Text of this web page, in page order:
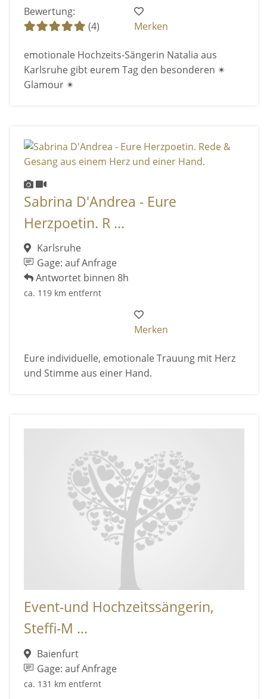
Bewertung:
(4)
Merken
emotionale Hochzeits-Sängerin Natalia aus
Karlsruhe gibt eurem Tag den besonderen ✴
Glamour ✴
Sabrina D'Andrea - Eure
Herzpoetin. R ...
Karlsruhe
Gage: auf Anfrage
Antwortet binnen 8h
ca. 119 km entfernt
Merken
Eure individuelle, emotionale Trauung mit Herz
und Stimme aus einer Hand.
Event-und Hochzeitssängerin,
Steffi-M ...
Baienfurt
Gage: auf Anfrage
ca. 131 km entfernt